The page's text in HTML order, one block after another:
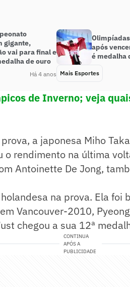
gigante,
vai para final e
de ouro
Há 4 anos
após
é medalha
Mais Esportes
de Inverno; veja
a japonesa Miho
o rendimento na última
Antoinette De Jong,
na prova. Ela foi
Vancouver-2010,
chegou a sua 12ª
CONTINUA
APÓS A
PUBLICIDADE